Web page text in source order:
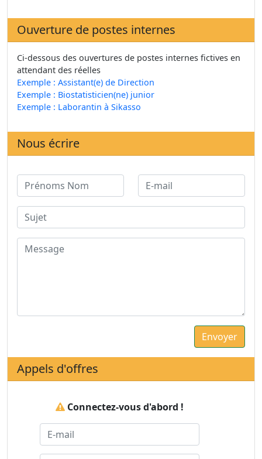
Ouverture de postes internes
Ci-dessous des ouvertures de postes internes fictives en
attendant des réelles
Exemple : Assistant(e) de Direction
Exemple : Biostatisticien(ne) junior
Exemple : Laborantin à Sikasso
Nous écrire
Appels d'offres
Connectez-vous d'abord !